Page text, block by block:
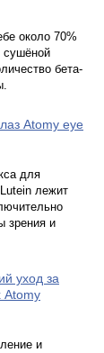
около 70%
сушёной
бета-
Atomy eye
для
лежит
зрения и
уход за
Atomy
и